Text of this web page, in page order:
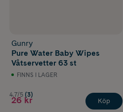
Gunry
Pure Water Baby Wipes
Våtservetter 63 st
FINNS I LAGER
4.7/5 (3)
26 kr Köp